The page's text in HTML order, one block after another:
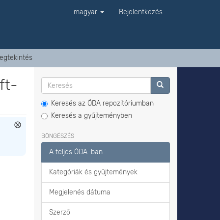
magyar Bejelentkezés
Keresés az ÓDA repozitóriumban
Keresés a gyűjteményben
BÖNGÉSZÉS
A teljes ÓDA-ban
Kategóriák és gyűjtemények
Megjelenés dátuma
Szerző